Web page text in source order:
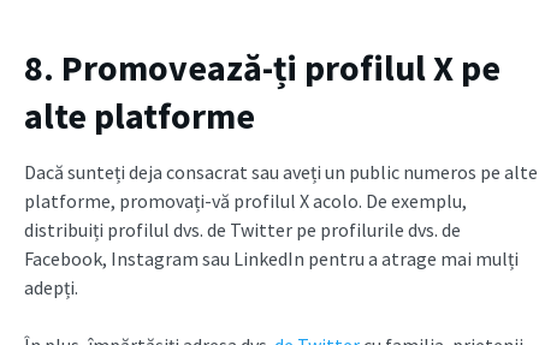
8. Promovează-ți profilul X pe
alte platforme
Dacă sunteți deja consacrat sau aveți un public numeros pe alte
platforme, promovați-vă profilul X acolo. De exemplu,
distribuiți profilul dvs. de Twitter pe profilurile dvs. de
Facebook, Instagram sau LinkedIn pentru a atrage mai mulți
adepți.